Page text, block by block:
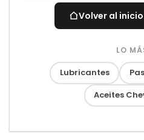
Volver al inicio
LO
Lubricantes
Aceites